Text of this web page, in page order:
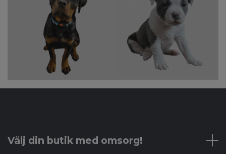
Välj din butik med omsorg!